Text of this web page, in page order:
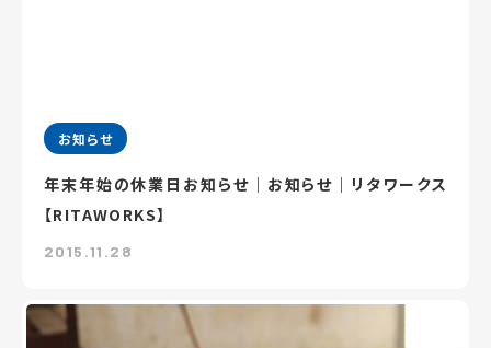
お知らせ
年末年始の休業日お知らせ｜お知らせ｜リタワークス
【RITAWORKS】
2015.11.28